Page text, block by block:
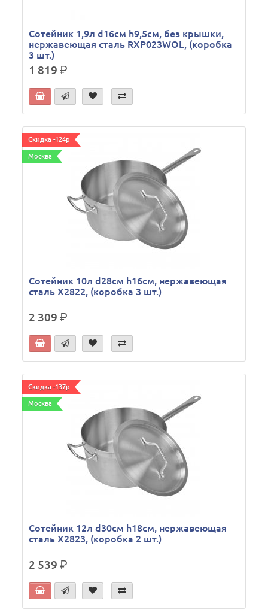
Сотейник 1,9л d16см h9,5см, без крышки,
нержавеющая сталь RXP023WOL, (коробка
3 шт.)
1 819р.
Скидка -124р
Москва
Сотейник 10л d28см h16см, нержавеющая
сталь X2822, (коробка 3 шт.)
2 309р.
Скидка -137р
Москва
Сотейник 12л d30см h18см, нержавеющая
сталь X2823, (коробка 2 шт.)
2 539р.